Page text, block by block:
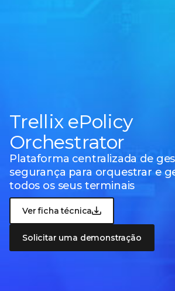
Trellix ePolicy
Orchestrator
Plataforma centralizada de
segurança para orquestrar e
todos os seus terminais
Ver ficha técnica
Solicitar uma demonstração